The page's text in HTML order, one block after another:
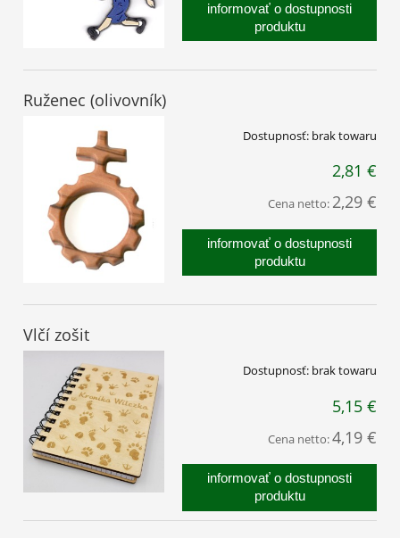
informovať o dostupnosti
produktu
Ruženec (olivovník)
Dostupnosť: brak towaru
2,81 €
Cena netto: 2,29 €
informovať o dostupnosti
produktu
Vlčí zošit
Dostupnosť: brak towaru
5,15 €
Cena netto:4,19 €
informovať o dostupnosti
produktu